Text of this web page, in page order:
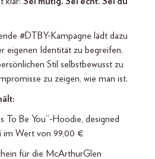
#DTBY-Kampagne lädt dazu
eigenen Identität zu begreifen.
Stil selbstbewusst zu
zu zeigen, wie man ist.
To Be You”-Hoodie, designed
im Wert von 99,00 €
für die McArthurGlen